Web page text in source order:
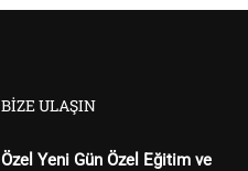
BIZE ULAŞIN
Özel Yeni Gün Özel Eğitim ve